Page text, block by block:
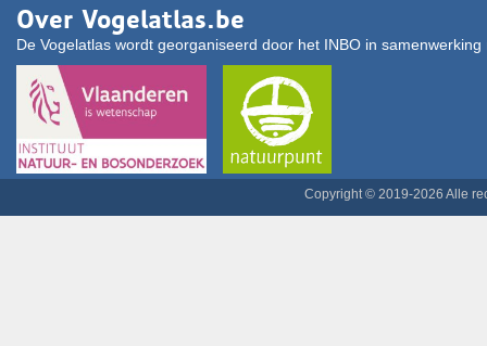
Over Vogelatlas.be
De Vogelatlas wordt georganiseerd door het INBO in
Copyright © 2019-2026 Alle